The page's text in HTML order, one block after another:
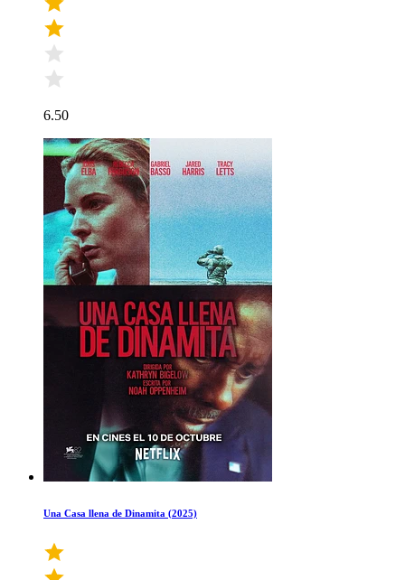
6.50
Una Casa llena de Dinamita (2025)